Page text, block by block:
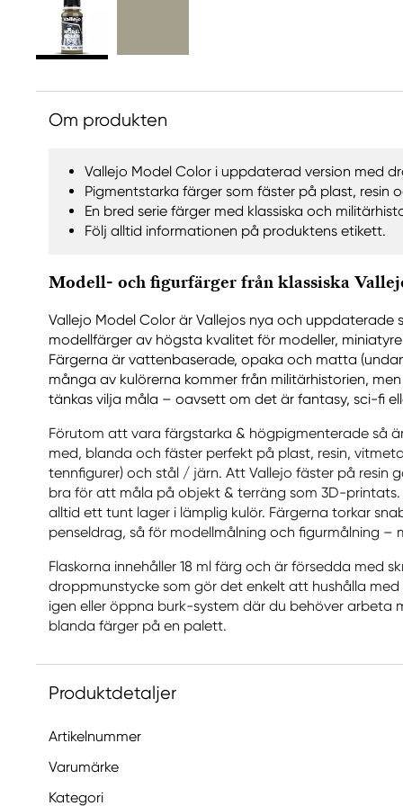
Om produkten
Vallejo Model Color i uppdaterad version med
Pigmentstarka färger som fäster på plast, resin
En bred serie färger med klassiska och
Följ alltid informationen på produktens etikett.
Modell- och figurfärger från klassiska
Vallejo Model Color är Vallejos nya och uppdaterade
modellfärger av högsta kvalitet för modeller,
Färgerna är vattenbaserade, opaka och matta
många av kulörerna kommer från militärhistorien,
tänkas vilja måla – oavsett om det är fantasy, sci-fi
Förutom att vara färgstarka & högpigmenterade så
med, blanda och fäster perfekt på plast, resin,
tennfigurer) och stål / järn. Att Vallejo fäster på resin
bra för att måla på objekt & terräng som 3D-
alltid ett tunt lager i lämplig kulör. Färgerna torkar
penseldrag, så för modellmålning och figurmålning –
Flaskorna innehåller 18 ml färg och är försedda med
droppmunstycke som gör det enkelt att hushålla
igen eller öppna burk-system där du behöver arbeta
blanda färger på en palett.
Produktdetaljer
Artikelnummer
Varumärke
Kategori